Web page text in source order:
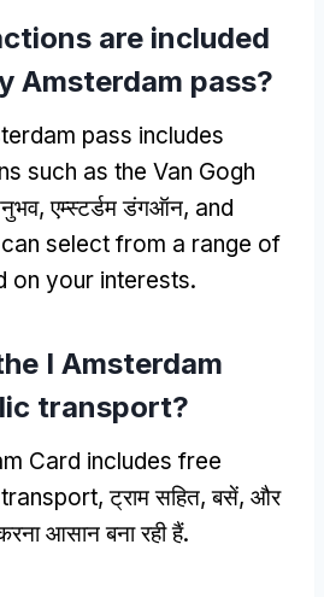
are included
Amsterdam pass?
pass includes
such as the Van Gogh
एम्स्टर्डम डंगऑन, and
select from a range of
on your interests.
I Amsterdam
transport?
Card includes free
, ट्राम सहित, बसें, और
आसान बना रही हैं.